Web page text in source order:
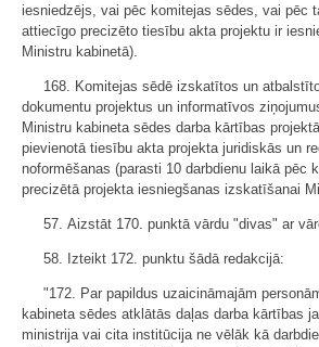
iesniedzējs, vai pēc komitejas sēdes, vai pēc
attiecīgo precizēto tiesību akta projektu ir
Ministru kabinetā).
168. Komitejas sēdē izskatītos un
dokumentu projektus un informatīvos
Ministru kabineta sēdes darba kārtības
pievienotā tiesību akta projekta juridiskās un
noformēšanas (parasti 10 darbdienu laikā pēc
precizētā projekta iesniegšanas izskatīšanai
57. Aizstāt 170. punktā vārdu "divas" ar
58. Izteikt 172. punktu šādā redakcijā:
"172. Par papildus uzaicināmajām
kabineta sēdes atklātās daļas darba kārtības
ministrija vai cita institūcija ne vēlāk kā